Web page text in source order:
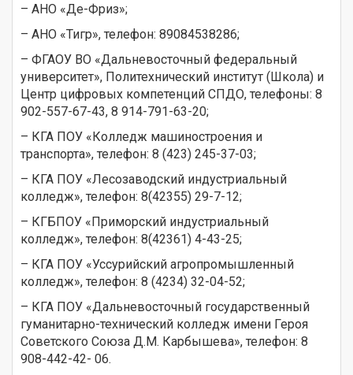
– АНО «Де-Фриз»;
– АНО «Тигр», телефон: 89084538286;
– ФГАОУ ВО «Дальневосточный федеральный
университет», Политехнический институт (Школа) и
Центр цифровых компетенций СПДО, телефоны: 8
902-557-67-43, 8 914-791-63-20;
– КГА ПОУ «Колледж машиностроения и
транспорта», телефон: 8 (423) 245-37-03;
– КГА ПОУ «Лесозаводский индустриальный
колледж», телефон: 8(42355) 29-7-12;
– КГБПОУ «Приморский индустриальный
колледж», телефон: 8(42361) 4-43-25;
– КГА ПОУ «Уссурийский агропромышленный
колледж», телефон: 8 (4234) 32-04-52;
– КГА ПОУ «Дальневосточный государственный
гуманитарно-технический колледж имени Героя
Советского Союза Д.М. Карбышева», телефон: 8
908-442-42- 06.